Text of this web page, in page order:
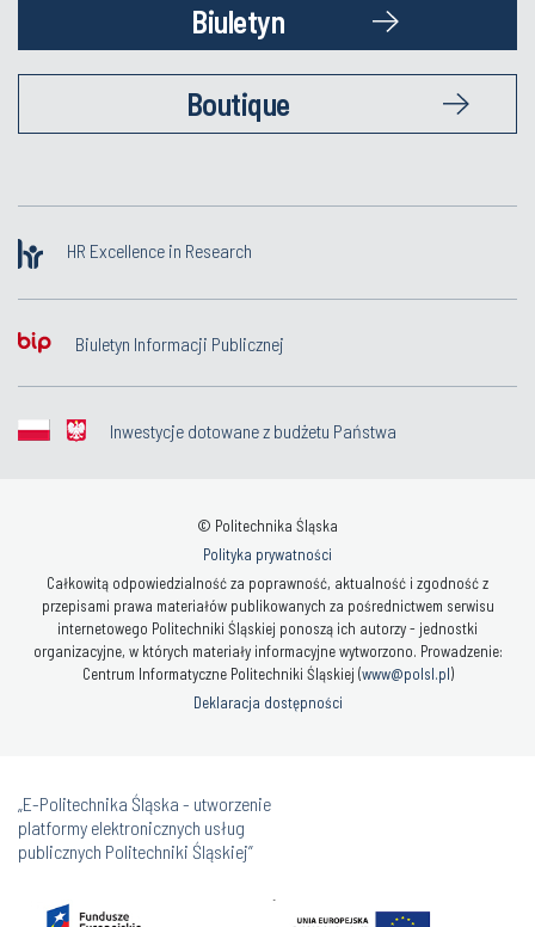
Biuletyn
Boutique
HR Excellence in Research
Biuletyn Informacji Publicznej
Inwestycje dotowane z budżetu Państwa
© Politechnika Śląska
Polityka prywatności
Całkowitą odpowiedzialność za poprawność, aktualność i zgodność z
przepisami prawa materiałów publikowanych za pośrednictwem serwisu
internetowego Politechniki Śląskiej ponoszą ich autorzy - jednostki
organizacyjne, w których materiały informacyjne wytworzono. Prowadzenie:
Centrum Informatyczne Politechniki Śląskiej (www@polsl.pl)
Deklaracja dostępności
„E-Politechnika Śląska - utworzenie
platformy elektronicznych usług
publicznych Politechniki Śląskiej”